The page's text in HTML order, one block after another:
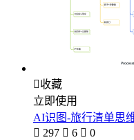
收藏
立即使用
AI识图-旅行清单思
 297  6  0